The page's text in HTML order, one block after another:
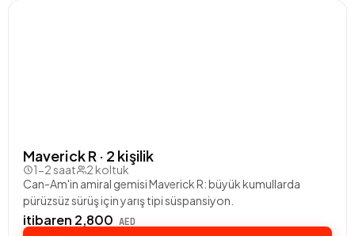
Maverick R · 2 kişilik
1-2 saat
2 koltuk
Can-Am'in amiral gemisi Maverick R: büyük kumullarda
pürüzsüz sürüş için yarış tipi süspansiyon.
itibaren 2,800 AED